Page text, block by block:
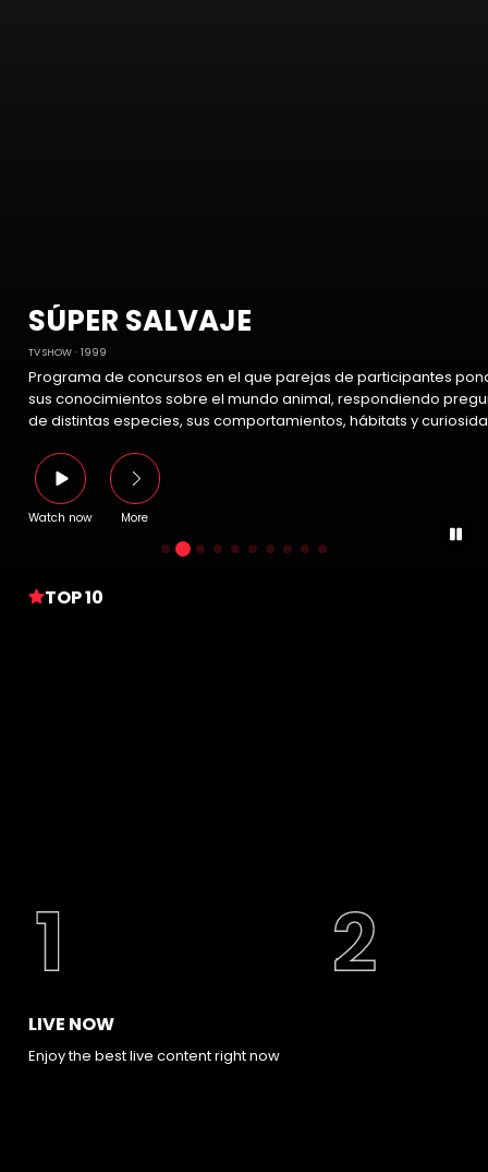
SÚPER SALVAJE
TV SHOW 1999
Programa de concursos en el que parejas de participantes
sus conocimientos sobre el mundo animal, respondiendo
de distintas especies, sus comportamientos, hábitats y
Watch now More
TOP 10
LIVE NOW
Enjoy the best live content right now